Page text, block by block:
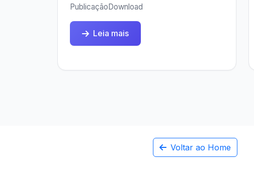
PublicaçãoDownload
Leia mais
Voltar ao Home